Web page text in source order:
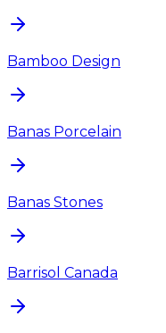
Bamboo Design
Banas Porcelain
Banas Stones
Barrisol Canada